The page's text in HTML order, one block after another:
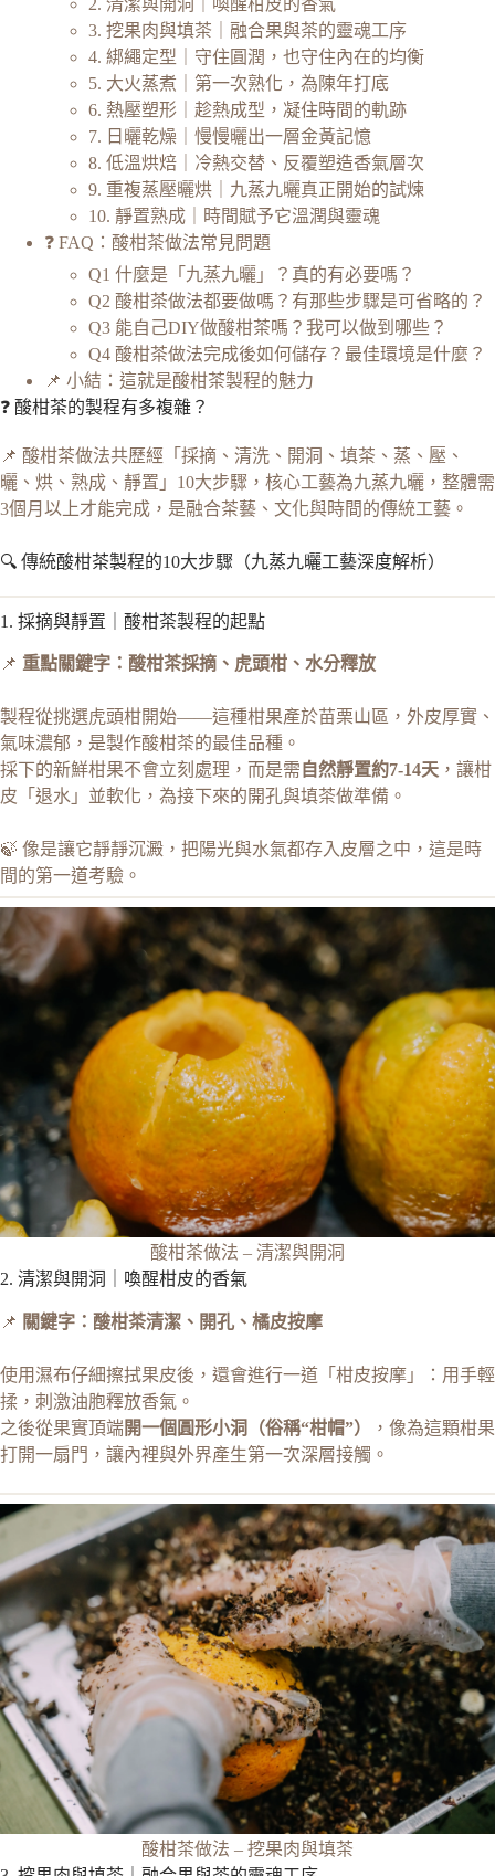
2. 清潔與開洞｜喚醒柑皮的香氣
3. 挖果肉與填茶｜融合果與茶的靈魂工序
4. 綁繩定型｜守住圓潤，也守住內在的均衡
5. 大火蒸煮｜第一次熟化，為陳年打底
6. 熱壓塑形｜趁熱成型，凝住時間的軌跡
7. 日曬乾燥｜慢慢曬出一層金黃記憶
8. 低溫烘焙｜冷熱交替、反覆塑造香氣層次
9. 重複蒸壓曬烘｜九蒸九曬真正開始的試煉
10. 靜置熟成｜時間賦予它溫潤與靈魂
❓ FAQ：酸柑茶做法常見問題
Q1 什麼是「九蒸九曬」？真的有必要嗎？
Q2 酸柑茶做法都要做嗎？有那些步驟是可省略的？
Q3 能自己DIY做酸柑茶嗎？我可以做到哪些？
Q4 酸柑茶做法完成後如何儲存？最佳環境是什麼？
📌 小結：這就是酸柑茶製程的魅力
❓ 酸柑茶的製程有多複雜？
📌 酸柑茶做法共歷經「採摘、清洗、開洞、填茶、蒸、壓、
曬、烘、熟成、靜置」10大步驟，核心工藝為九蒸九曬，整體需
3個月以上才能完成，是融合茶藝、文化與時間的傳統工藝。
🔍 傳統酸柑茶製程的10大步驟（九蒸九曬工藝深度解析）
1. 採摘與靜置｜酸柑茶製程的起點
📌 重點關鍵字：酸柑茶採摘、虎頭柑、水分釋放
製程從挑選虎頭柑開始——這種柑果產於苗栗山區，外皮厚實、
氣味濃郁，是製作酸柑茶的最佳品種。
採下的新鮮柑果不會立刻處理，而是需 自然靜置約7-14天 ，讓柑
皮「退水」並軟化，為接下來的開孔與填茶做準備。
🍃 像是讓它靜靜沉澱，把陽光與水氣都存入皮層之中，這是時
間的第一道考驗。
酸柑茶做法 – 清潔與開洞
2. 清潔與開洞｜喚醒柑皮的香氣
📌 關鍵字：酸柑茶清潔、開孔、橘皮按摩
使用濕布仔細擦拭果皮後，還會進行一道「柑皮按摩」：用手輕
揉，刺激油胞釋放香氣。
之後從果實頂端開一個圓形小洞（俗稱“柑帽”）
，像為這顆柑果
打開一扇門，讓內裡與外界產生第一次深層接觸。
酸柑茶做法 – 挖果肉與填茶